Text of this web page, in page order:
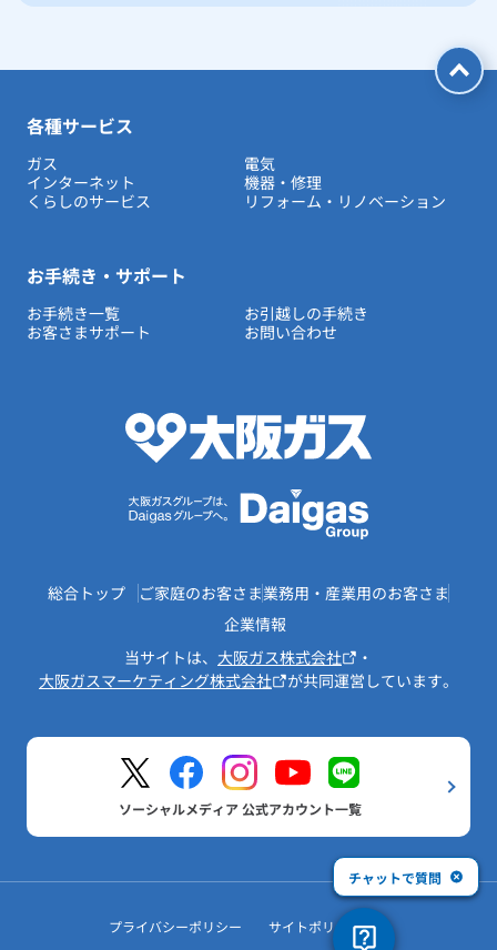
各種サービス
ガス
電気
インターネット
機器・修理
くらしのサービス
リフォーム・リノベーション
お手続き・サポート
お手続き一覧
お引越しの手続き
お客さまサポート
お問い合わせ
総合トップ ご家庭のお客さま業務用・産業用のお客さま
企業情報
当サイトは、 大阪ガス株式会社
・
大阪ガスマーケティング株式会社
が共同運営しています。
ソーシャルメディア 公式アカウント一覧
プライバシーポリシー サイトポリシー
チャットで質問